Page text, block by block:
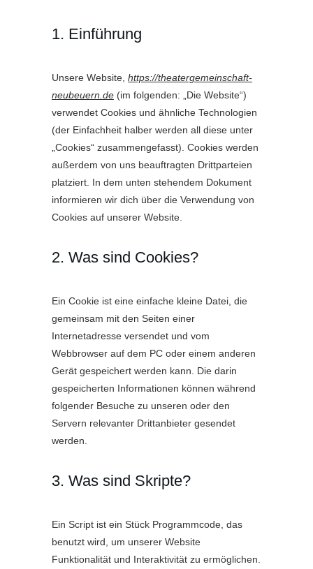
1. Einführung
Unsere Website, https://theatergemeinschaft-
neubeuern.de (im folgenden: „Die Website“)
verwendet Cookies und ähnliche Technologien
(der Einfachheit halber werden all diese unter
„Cookies“ zusammengefasst). Cookies werden
außerdem von uns beauftragten Drittparteien
platziert. In dem unten stehendem Dokument
informieren wir dich über die Verwendung von
Cookies auf unserer Website.
2. Was sind Cookies?
Ein Cookie ist eine einfache kleine Datei, die
gemeinsam mit den Seiten einer
Internetadresse versendet und vom
Webbrowser auf dem PC oder einem anderen
Gerät gespeichert werden kann. Die darin
gespeicherten Informationen können während
folgender Besuche zu unseren oder den
Servern relevanter Drittanbieter gesendet
werden.
3. Was sind Skripte?
Ein Script ist ein Stück Programmcode, das
benutzt wird, um unserer Website
Funktionalität und Interaktivität zu ermöglichen.